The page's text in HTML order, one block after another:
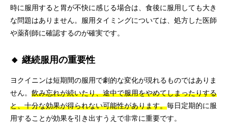
時に服用すると胃が不快に感じる場合は、食後に服用しても大き
な問題はありません。服用タイミングについては、処方した医師
や薬剤師に確認するのが確実です。
🔸 継続服用の重要性
ヨクイニンは短期間の服用で劇的な変化が現れるものではありま
せん。 飲み忘れが続いたり、途中で服用をやめてしまったりする
と、十分な効果が得られない可能性があります。毎日定期的に服
用することが効果を引き出すうえで非常に重要です。